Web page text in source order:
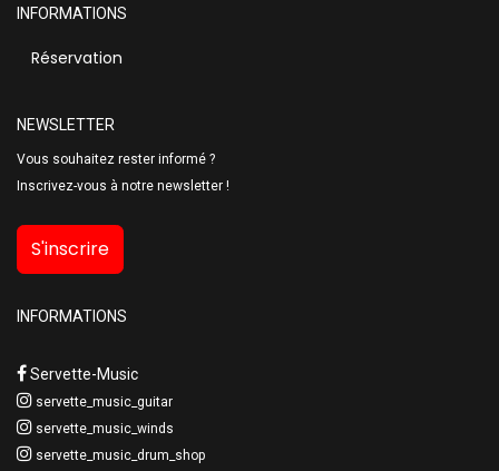
INFORMATIONS
Réservation
NEWSLETTER
Vous souhaitez rester informé ?
Inscrivez-vous à notre newsletter !
S'inscrire
INFORMATIONS
Servette-Music
servette_music_guitar
servette_music_winds
servette_music_drum_shop